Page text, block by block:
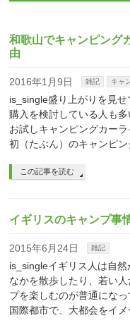
和歌山でキャンピング
由
2016年1月9日 雑記 キャ
is_single盛り上がりを見せ
購入を検討している人も
お試しキャンピングカー
初（たぶん）のキャンピン
この記事を読む
イギリスのキャンプ事
2015年6月24日 雑記
is_singleイギリス人は自
なかを散歩したり、若い
プを楽しむのが普通にな
国際都市で、大都会をイ